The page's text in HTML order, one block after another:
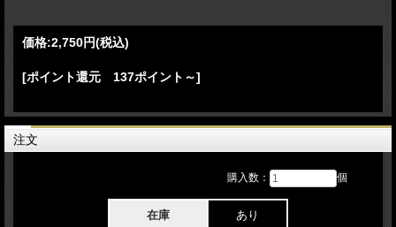
-[Act III]-
-(Encore)-
タジアムでのステージを4cam Aud multi収録したBlu-rayとなります。ヨーロッパ地
区では最大級のスタジアム且つサッカー聖地のウエンブリースタジアムは2日間の
価格:2,750円(税込)
[ポイント還元 137ポイント～]
注文
購入数： 個
在庫 あり